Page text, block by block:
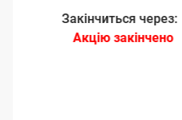
Закінчиться через:
Акцію закінчено